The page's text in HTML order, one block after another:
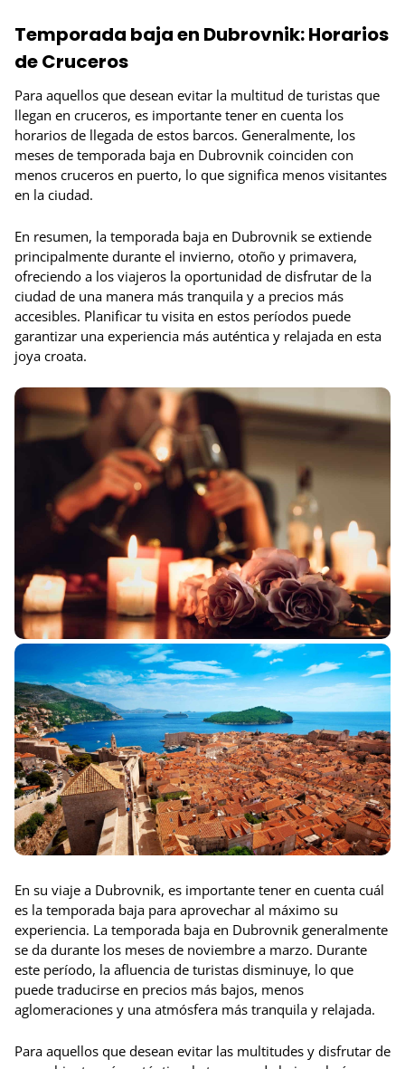
Temporada baja en Dubrovnik: Horarios
de Cruceros
Para aquellos que desean evitar la multitud de turistas que
llegan en cruceros, es importante tener en cuenta los
horarios de llegada de estos barcos. Generalmente, los
meses de temporada baja en Dubrovnik coinciden con
menos cruceros en puerto, lo que significa menos visitantes
en la ciudad.
En resumen, la temporada baja en Dubrovnik se extiende
principalmente durante el invierno, otoño y primavera,
ofreciendo a los viajeros la oportunidad de disfrutar de la
ciudad de una manera más tranquila y a precios más
accesibles. Planificar tu visita en estos períodos puede
garantizar una experiencia más auténtica y relajada en esta
joya croata.
En su viaje a Dubrovnik, es importante tener en cuenta cuál
es la temporada baja para aprovechar al máximo su
experiencia. La temporada baja en Dubrovnik generalmente
se da durante los meses de noviembre a marzo. Durante
este período, la afluencia de turistas disminuye, lo que
puede traducirse en precios más bajos, menos
aglomeraciones y una atmósfera más tranquila y relajada.
Para aquellos que desean evitar las multitudes y disfrutar de